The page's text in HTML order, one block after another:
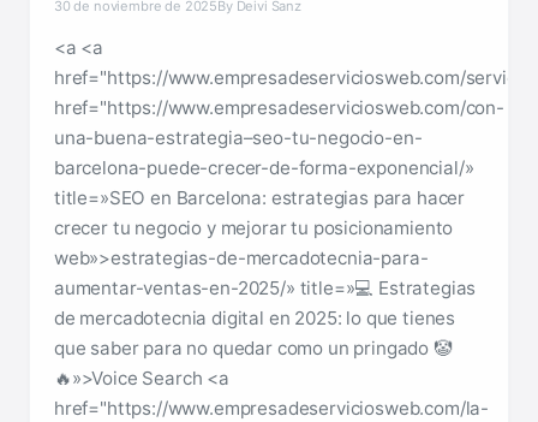
30 de noviembre de 2025By Deivi Sanz
<a <a
href="https://www.empresadeserviciosweb.com/
href="https://www.empresadeserviciosweb.com/con-
una-buena-estrategia–seo-tu-negocio-en-
barcelona-puede-crecer-de-forma-exponencial/»
title=»SEO en Barcelona: estrategias para hacer
crecer tu negocio y mejorar tu posicionamiento
web»>estrategias-de-mercadotecnia-para-
aumentar-ventas-en-2025/» title=»💻 Estrategias
de mercadotecnia digital en 2025: lo que tienes
que saber para no quedar como un pringado 🤡
🔥»>Voice Search <a
href="https://www.empresadeserviciosweb.com/la-